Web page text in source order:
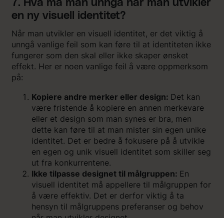
7. Hva må man unngå når man utvikler
en ny visuell identitet?
Når man utvikler en visuell identitet, er det viktig å
unngå vanlige feil som kan føre til at identiteten ikke
fungerer som den skal eller ikke skaper ønsket
effekt. Her er noen vanlige feil å være oppmerksom
på:
Kopiere andre merker eller design: Det kan
være fristende å kopiere en annen merkevare
eller et design som man synes er bra, men
dette kan føre til at man mister sin egen unike
identitet. Det er bedre å fokusere på å utvikle
en egen og unik visuell identitet som skiller seg
ut fra konkurrentene.
Ikke tilpasse designet til målgruppen: En
visuell identitet må appellere til målgruppen for
å være effektiv. Det er derfor viktig å ta
hensyn til målgruppens preferanser og behov